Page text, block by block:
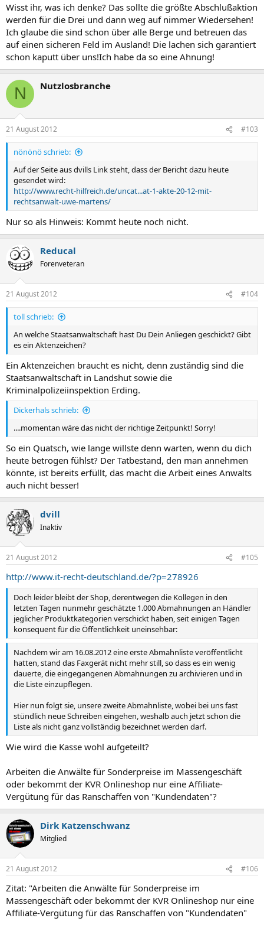
zentral zu sammeln! Er ist auch selbst mit dem Anwalt des avisierten
Akte 20.12 Beitrags in Kontakt.
Nach Aussage von Herrn Schupp hat er so eine Resonanz auf einen
Artikel zu diesem Thema noch nie erlebt! Ich denke mal, da hat sich
einer ganz böse verzockt! Wie sagt man so schön: Gier frist Hirn!
Wisst ihr, was ich denke? Das sollte die größte Abschlußaktion
werden für die Drei und dann weg auf nimmer Wiedersehen!
Ich glaube die sind schon über alle Berge und betreuen das
auf einen sicheren Feld im Ausland! Die lachen sich garantiert
schon kaputt über uns!Ich habe da so eine Ahnung!
N Nutzlosbranche
21 August 2012 #103
nönönö schrieb:
Auf der Seite aus dvills Link steht, dass der Bericht dazu heute
gesendet wird:
http://www.recht-hilfreich.de/uncat...at-1-akte-20-12-mit-
rechtsanwalt-uwe-martens/
Nur so als Hinweis: Kommt heute noch nicht.
Reducal
Forenveteran
21 August 2012 #104
toll schrieb:
An welche Staatsanwaltschaft hast Du Dein Anliegen geschickt? Gibt
es ein Aktenzeichen?
Ein Aktenzeichen braucht es nicht, denn zuständig sind die
Staatsanwaltschaft in Landshut sowie die
Kriminalpolizeiinspektion Erding.
Dickerhals schrieb:
....momentan wäre das nicht der richtige Zeitpunkt! Sorry!
So ein Quatsch, wie lange willste denn warten, wenn du dich
heute betrogen fühlst? Der Tatbestand, den man annehmen
könnte, ist bereits erfüllt, das macht die Arbeit eines Anwalts
auch nicht besser!
dvill
Inaktiv
21 August 2012 #105
http://www.it-recht-deutschland.de/?p=278926
Doch leider bleibt der Shop, derentwegen die Kollegen in den
letzten Tagen nunmehr geschätzte 1.000 Abmahnungen an Händler
jeglicher Produktkategorien verschickt haben, seit einigen Tagen
konsequent für die Öffentlichkeit uneinsehbar:
Nachdem wir am 16.08.2012 eine erste Abmahnliste veröffentlicht
hatten, stand das Faxgerät nicht mehr still, so dass es ein wenig
dauerte, die eingegangenen Abmahnungen zu archivieren und in
die Liste einzupflegen.
Hier nun folgt sie, unsere zweite Abmahnliste, wobei bei uns fast
stündlich neue Schreiben eingehen, weshalb auch jetzt schon die
Liste als nicht ganz vollständig bezeichnet werden darf.
Wie wird die Kasse wohl aufgeteilt?
Arbeiten die Anwälte für Sonderpreise im Massengeschäft
oder bekommt der KVR Onlineshop nur eine Affiliate-
Vergütung für das Ranschaffen von "Kundendaten"?
Dirk Katzenschwanz
Mitglied
21 August 2012 #106
Zitat: "Arbeiten die Anwälte für Sonderpreise im
Massengeschäft oder bekommt der KVR Onlineshop nur eine
Affiliate-Vergütung für das Ranschaffen von "Kundendaten"